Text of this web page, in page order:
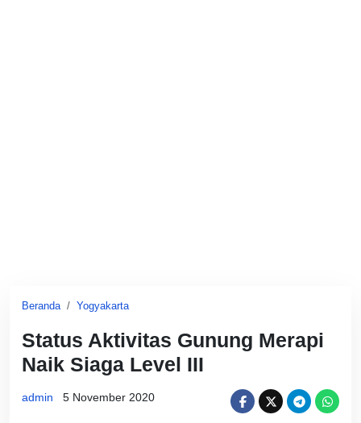
Beranda Yogyakarta
Status Aktivitas Gunung Merapi
Naik Siaga Level III
admin 5 November 2020